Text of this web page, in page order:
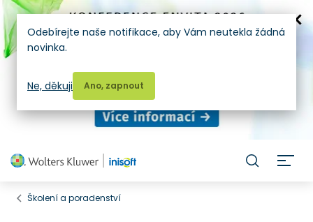
Školení a poradenství
Odebírejte naše notifikace, aby Vám neutekla žádná
novinka.
Ano, zapnout
Ne, děkuji